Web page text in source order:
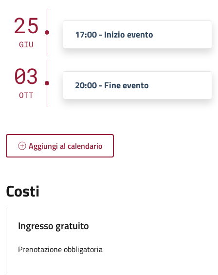
25
GIU
17:00 - Inizio evento
03
OTT
20:00 - Fine evento
Aggiungi al calendario
Costi
Ingresso gratuito
Prenotazione obbligatoria